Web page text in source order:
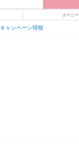
ムーニー
キャンペーン情報